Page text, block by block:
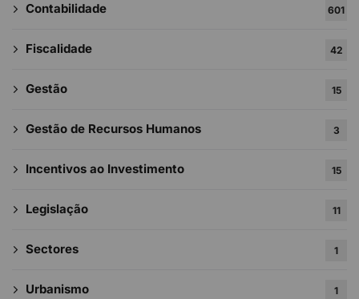
Contabilidade 601
Fiscalidade 42
Gestão 15
Gestão de Recursos Humanos 3
Incentivos ao Investimento 15
Legislação 11
Sectores 1
Urbanismo 1